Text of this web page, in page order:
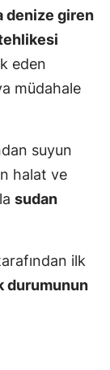
Elazığ
Erzincan
Erzurum
Gaziantep
Giresun
Hakkari
Hatay
denize giren
eden
müdahale
suyun
halat ve
sudan
ilk
durumunun